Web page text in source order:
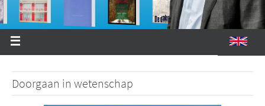
Doorgaan in wetenschap